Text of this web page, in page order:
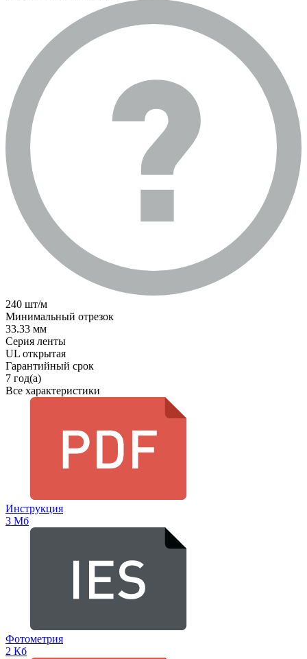
240 шт/м
Минимальный отрезок
33.33 мм
Серия ленты
UL открытая
Гарантийный срок
7 год(а)
Все характеристики
Инструкция
3 Мб
Фотометрия
2 Кб